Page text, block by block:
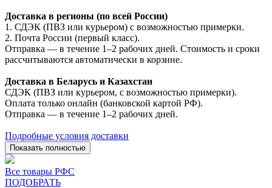
Доставка в регионы (по всей России)
1. СДЭК (ПВЗ или курьером) с возможностью примерки.
2. Почта России (первый класс).
Отправка — в течение 1–2 рабочих дней. Стоимость и сроки
рассчитываются автоматически в корзине.
Доставка в Беларусь и Казахстан
СДЭК (ПВЗ или курьером, с возможностью примерки).
Оплата только онлайн (банковской картой РФ).
Отправка — в течение 1–2 рабочих дней.
Подробные условия доставки
Показать полностью
Все товары РФС
ПОДОБРАТЬ